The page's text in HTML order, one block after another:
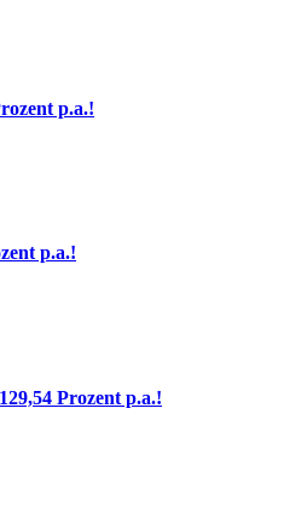
p.a.!
p.a.!
Prozent p.a.!